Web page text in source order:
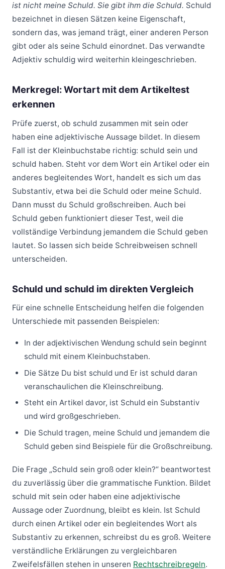
ist nicht meine Schuld. Sie gibt ihm die Schuld. Schuld
bezeichnet in diesen Sätzen keine Eigenschaft,
sondern das, was jemand trägt, einer anderen Person
gibt oder als seine Schuld einordnet. Das verwandte
Adjektiv schuldig wird weiterhin kleingeschrieben.
Merkregel: Wortart mit dem Artikeltest
erkennen
Prüfe zuerst, ob schuld zusammen mit sein oder
haben eine adjektivische Aussage bildet. In diesem
Fall ist der Kleinbuchstabe richtig: schuld sein und
schuld haben. Steht vor dem Wort ein Artikel oder ein
anderes begleitendes Wort, handelt es sich um das
Substantiv, etwa bei die Schuld oder meine Schuld.
Dann musst du Schuld großschreiben. Auch bei
Schuld geben funktioniert dieser Test, weil die
vollständige Verbindung jemandem die Schuld geben
lautet. So lassen sich beide Schreibweisen schnell
unterscheiden.
Schuld und schuld im direkten Vergleich
Für eine schnelle Entscheidung helfen die folgenden
Unterschiede mit passenden Beispielen:
In der adjektivischen Wendung schuld sein beginnt
schuld mit einem Kleinbuchstaben.
Die Sätze Du bist schuld und Er ist schuld daran
veranschaulichen die Kleinschreibung.
Steht ein Artikel davor, ist Schuld ein Substantiv
und wird großgeschrieben.
Die Schuld tragen, meine Schuld und jemandem die
Schuld geben sind Beispiele für die Großschreibung.
Die Frage „Schuld sein groß oder klein?“ beantwortest
du zuverlässig über die grammatische Funktion. Bildet
schuld mit sein oder haben eine adjektivische
Aussage oder Zuordnung, bleibt es klein. Ist Schuld
durch einen Artikel oder ein begleitendes Wort als
Substantiv zu erkennen, schreibst du es groß. Weitere
verständliche Erklärungen zu vergleichbaren
Zweifelsfällen stehen in unseren Rechtschreibregeln.